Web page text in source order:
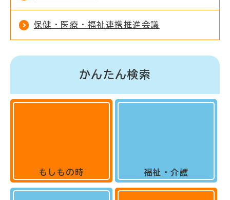
保健・医療・福祉連携推進会議
かんたん検索
もしもの時 福祉・介護